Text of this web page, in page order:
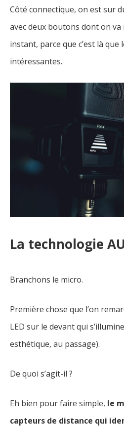
Côté connectique, on est sur
avec deux boutons dont on
instant, parce que c’est là
intéressantes.
La technologie
Branchons le micro.
Première chose que l’on
LED sur le devant qui
esthétique, au passage).
De quoi s’agit-il ?
Eh bien pour faire simple, le
capteurs de distance qui